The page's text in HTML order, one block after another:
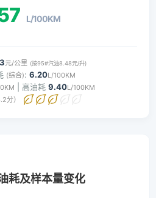
L/100KM
元/公里 (按95#汽油8.48元/升)
(综合): 6.20L/100KM
| 高油耗 9.40L/100KM
分）